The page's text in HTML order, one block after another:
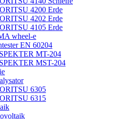
4200 Erde
4202 Erde
4105 Erde
wheel-e
EN 60204
MT-204
MST-204
6305
6315